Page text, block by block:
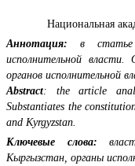
Национальная
Аннотация: в статье
исполнительной власти.
органов исполнительной
Abstract: the article
Substantiates the
and Kyrgyzstan.
Ключевые слова:
Кыргызстан, органы